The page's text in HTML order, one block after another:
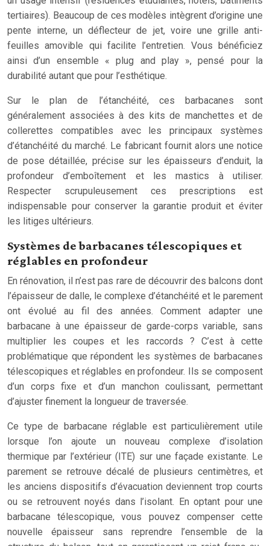
tertiaires). Beaucoup de ces modèles intègrent d’origine une
pente interne, un déflecteur de jet, voire une grille anti-
feuilles amovible qui facilite l’entretien. Vous bénéficiez
ainsi d’un ensemble « plug and play », pensé pour la
durabilité autant que pour l’esthétique.
Sur le plan de l’étanchéité, ces barbacanes sont
généralement associées à des kits de manchettes et de
collerettes compatibles avec les principaux systèmes
d’étanchéité du marché. Le fabricant fournit alors une notice
de pose détaillée, précise sur les épaisseurs d’enduit, la
profondeur d’emboîtement et les mastics à utiliser.
Respecter scrupuleusement ces prescriptions est
indispensable pour conserver la garantie produit et éviter
les litiges ultérieurs.
Systèmes de barbacanes télescopiques et
réglables en profondeur
En rénovation, il n’est pas rare de découvrir des balcons dont
l’épaisseur de dalle, le complexe d’étanchéité et le parement
ont évolué au fil des années. Comment adapter une
barbacane à une épaisseur de garde-corps variable, sans
multiplier les coupes et les raccords ? C’est à cette
problématique que répondent les systèmes de barbacanes
télescopiques et réglables en profondeur. Ils se composent
d’un corps fixe et d’un manchon coulissant, permettant
d’ajuster finement la longueur de traversée.
Ce type de barbacane réglable est particulièrement utile
lorsque l’on ajoute un nouveau complexe d’isolation
thermique par l’extérieur (ITE) sur une façade existante. Le
parement se retrouve décalé de plusieurs centimètres, et
les anciens dispositifs d’évacuation deviennent trop courts
ou se retrouvent noyés dans l’isolant. En optant pour une
barbacane télescopique, vous pouvez compenser cette
nouvelle épaisseur sans reprendre l’ensemble de la